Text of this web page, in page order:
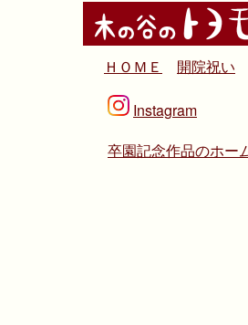
ＨＯＭＥ 開院祝い
Instagram
卒園記念作品のホー